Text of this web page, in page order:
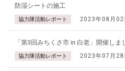
防湿シートの施工
協力隊活動レポート 2023年08月02
「第3回みちくさ市 in 白老」開催しま
協力隊活動レポート 2023年07月28